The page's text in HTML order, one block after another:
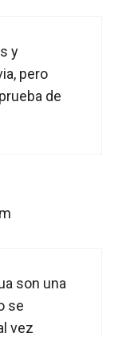
y
pero
de
son una
se
vez